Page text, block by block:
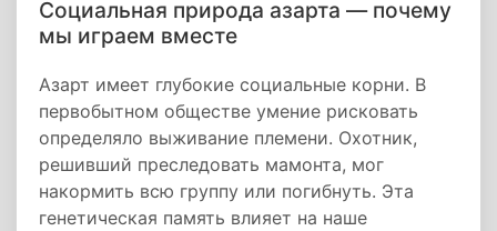
Социальная природа азарта — почему
мы играем вместе
Азарт имеет глубокие социальные корни. В
первобытном обществе умение рисковать
определяло выживание племени. Охотник,
решивший преследовать мамонта, мог
накормить всю группу или погибнуть. Эта
генетическая память влияет на наше